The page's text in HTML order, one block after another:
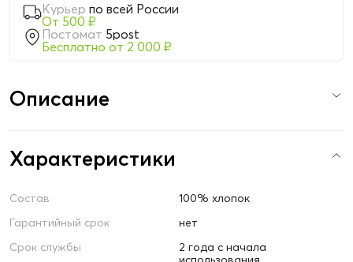
Курьер по всей России
От 500 ₽
Постомат 5post
Бесплатно от 2 000 ₽
Описание
Характеристики
Состав
100% хлопок
Гарантийный срок
нет
Срок службы
2 года с начала